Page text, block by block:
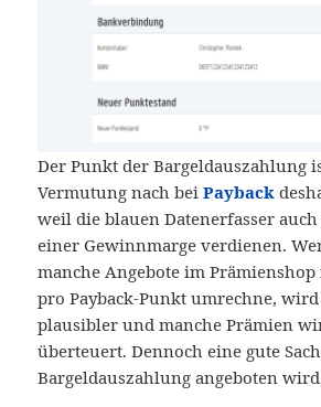
Der Punkt der Bargeldauszahlung
Vermutung nach beiPayback
weil die blauen Datenerfasser
einer Gewinnmarge verdienen.
manche Angebote im Prämienshop
pro Payback-Punkt umrechne,
plausibler und manche Prämien
überteuert. Dennoch eine gute
Bargeldauszahlung angeboten